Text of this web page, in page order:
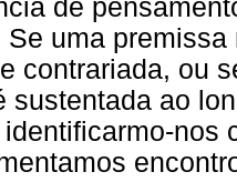
de
Se uma
contrariada, ou
sustentada ao
nos